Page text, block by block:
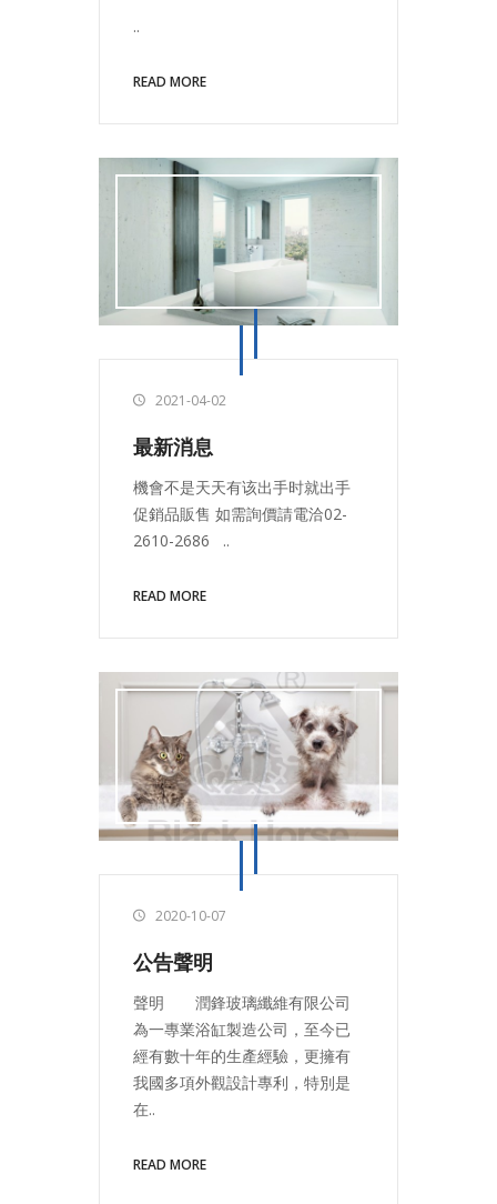
..
READ MORE
2021-04-02
最新消息
機會不是天天有该出手时就出手
促銷品販售 如需詢價請電洽02-
2610-2686 ..
READ MORE
2020-10-07
公告聲明
聲明 潤鋒玻璃纖維有限公司
為一專業浴缸製造公司，至今已
經有數十年的生產經驗，更擁有
我國多項外觀設計專利，特別是
在..
READ MORE